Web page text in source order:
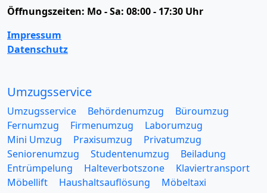
Öffnungszeiten: Mo - Sa: 08:00 - 17:30 Uhr
Impressum
Datenschutz
Umzugsservice
Umzugsservice Behördenumzug
Büroumzug
Fernumzug
Firmenumzug
Laborumzug
Mini Umzug
Praxisumzug
Privatumzug
Seniorenumzug
Studentenumzug
Beiladung
Entrümpelung
Halteverbotszone
Klaviertransport
Möbellift
Haushaltsauflösung
Möbeltaxi